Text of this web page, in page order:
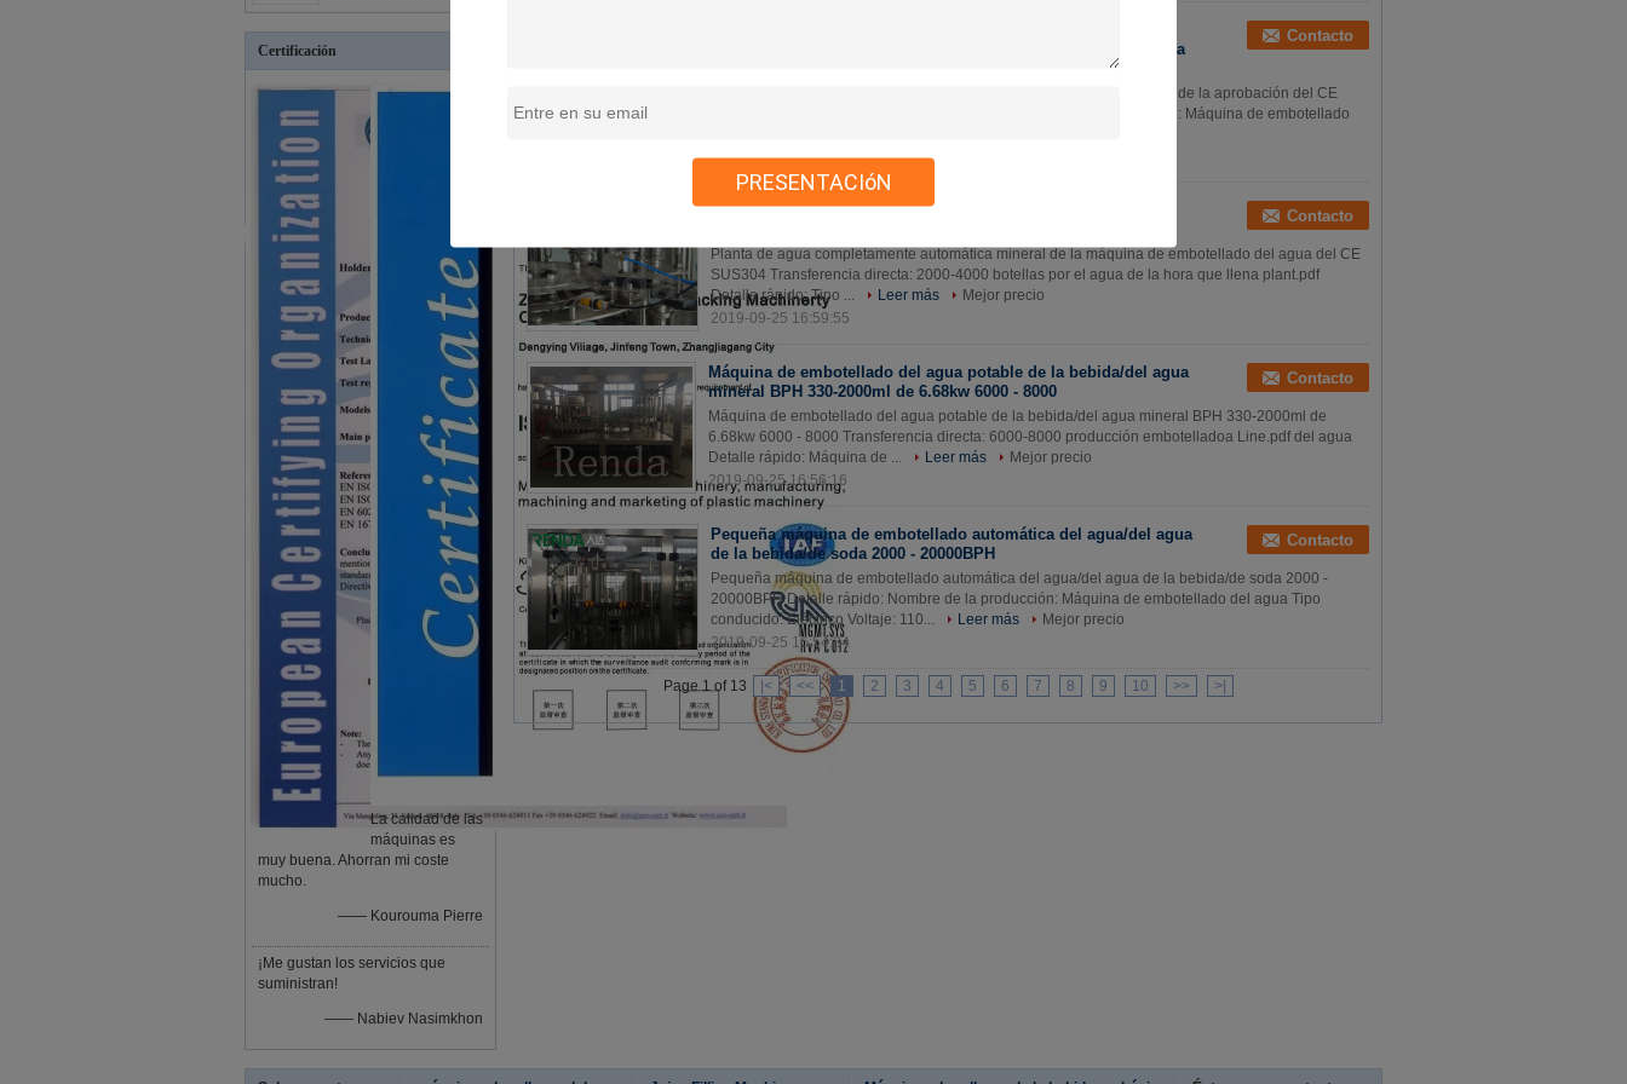
PRESENTACIóN
mineral 10000BPH
para la industria
2000ml
Certificación
La calidad de las
máquinas es
muy buena. Ahorran mi coste
mucho.
—— Kourouma Pierre
¡Me gustan los servicios que
suministran!
—— Nabiev Nasimkhon
bebida/del agua de la aprobación del CE para el embalaje de la
Contacto
Acero inoxidable de la máquina de embotellado de la bebida/del agua de la aprobación del CE
para el embalaje de la botella Detalle rápido: Nombre de la producción: Máquina de embotellado
2019-09-25 17:01:41
Planta de agua completamente automática mineral de la
Contacto
Planta de agua completamente automática mineral de la máquina de embotellado del agua del CE
SUS304 Transferencia directa: 2000-4000 botellas por el agua de la hora que llena plant.pdf
Detalle rápido: Tipo ...
Leer más
Mejor precio
2019-09-25 16:59:55
Máquina de embotellado del agua potable de la bebida/del agua
mineral BPH 330-2000ml de 6.68kw 6000 - 8000
Contacto
Máquina de embotellado del agua potable de la bebida/del agua mineral BPH 330-2000ml de
6.68kw 6000 - 8000 Transferencia directa: 6000-8000 producción embotelladoa Line.pdf del agua
Detalle rápido: Máquina de ...
Leer más
Mejor precio
2019-09-25 16:56:16
Pequeña máquina de embotellado automática del agua/del agua
de la bebida/de soda 2000 - 20000BPH
Contacto
Pequeña máquina de embotellado automática del agua/del agua de la bebida/de soda 2000 -
20000BPH Detalle rápido: Nombre de la producción: Máquina de embotellado del agua Tipo
conducido: Eléctrico Voltaje: 110...
Leer más
Mejor precio
2019-09-25 16:54:34
Page 1 of 13 |< << 1 2 3 4 5 6 7 8 9 10 >> >|